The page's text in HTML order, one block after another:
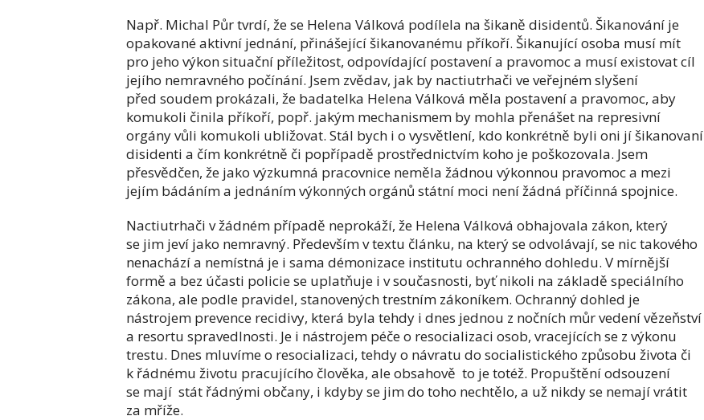
Např. Michal Půr tvrdí, že se Helena Válková podílela na šikaně disidentů. Šikanování je
opakované aktivní jednání, přinášející šikanovanému příkoří. Šikanující osoba musí mít
pro jeho výkon situační příležitost, odpovídající postavení a pravomoc a musí existovat cíl
jejího nemravného počínání. Jsem zvědav, jak by nactiutrhači ve veřejném slyšení
před soudem prokázali, že badatelka Helena Válková měla postavení a pravomoc, aby
komukoli činila příkoří, popř. jakým mechanismem by mohla přenášet na represivní
orgány vůli komukoli ubližovat. Stál bych i o vysvětlení, kdo konkrétně byli oni jí šikanovaní
disidenti a čím konkrétně či popřípadě prostřednictvím koho je poškozovala. Jsem
přesvědčen, že jako výzkumná pracovnice neměla žádnou výkonnou pravomoc a mezi
jejím bádáním a jednáním výkonných orgánů státní moci není žádná příčinná spojnice.
Nactiutrhači v žádném případě neprokáží, že Helena Válková obhajovala zákon, který
se jim jeví jako nemravný. Především v textu článku, na který se odvolávají, se nic takového
nenachází a nemístná je i sama démonizace institutu ochranného dohledu. V mírnější
formě a bez účasti policie se uplatňuje i v současnosti, byť nikoli na základě speciálního
zákona, ale podle pravidel, stanovených trestním zákoníkem. Ochranný dohled je
nástrojem prevence recidivy, která byla tehdy i dnes jednou z nočních můr vedení vězeňství
a resortu spravedlnosti. Je i nástrojem péče o resocializaci osob, vracejících se z výkonu
trestu. Dnes mluvíme o resocializaci, tehdy o návratu do socialistického způsobu života či
k řádnému životu pracujícího člověka, ale obsahově to je totéž. Propuštění odsouzení
se mají stát řádnými občany, i kdyby se jim do toho nechtělo, a už nikdy se nemají vrátit
za mříže.